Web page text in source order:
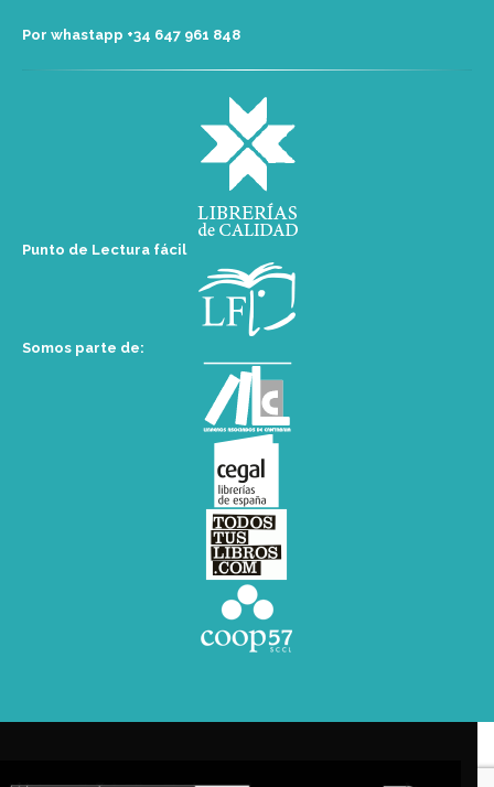
Por whastapp +34 ‭647 961 848‬
Punto de Lectura fácil
Somos parte de: